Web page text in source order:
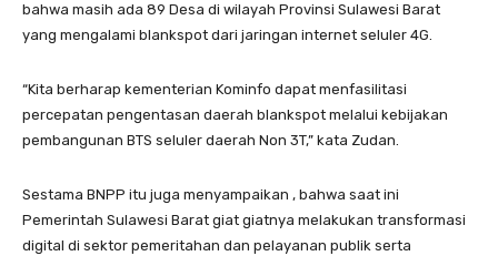
bahwa masih ada 89 Desa di wilayah Provinsi Sulawesi Barat
yang mengalami blankspot dari jaringan internet seluler 4G.
“Kita berharap kementerian Kominfo dapat menfasilitasi
percepatan pengentasan daerah blankspot melalui kebijakan
pembangunan BTS seluler daerah Non 3T,” kata Zudan.
Sestama BNPP itu juga menyampaikan , bahwa saat ini
Pemerintah Sulawesi Barat giat giatnya melakukan transformasi
digital di sektor pemeritahan dan pelayanan publik serta